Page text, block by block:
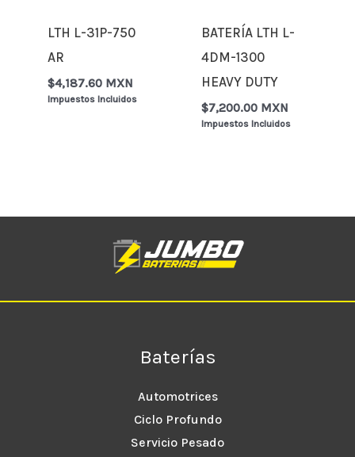
LTH L-31P-750
AR
$4,187.60 MXN
Impuestos Incluidos
BATERÍA LTH L-
4DM-1300
HEAVY DUTY
$7,200.00 MXN
Impuestos Incluidos
Baterías
Automotrices
Ciclo Profundo
Servicio Pesado